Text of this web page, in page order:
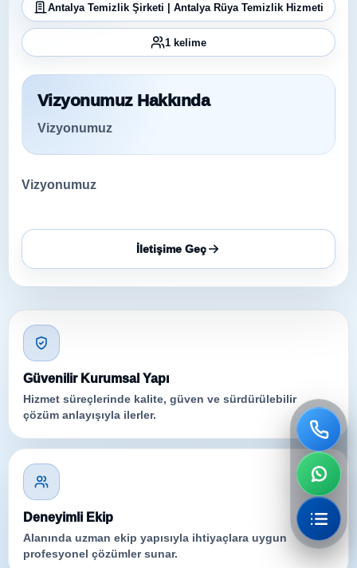
Antalya Temizlik Şirketi | Antalya Rüya Temizlik Hizmeti
1 kelime
Vizyonumuz Hakkında
Vizyonumuz
Vizyonumuz
İletişime Geç
Güvenilir Kurumsal Yapı
Hizmet süreçlerinde kalite, güven ve sürdürülebilir
çözüm anlayışıyla ilerler.
Deneyimli Ekip
Alanında uzman ekip yapısıyla ihtiyaçlara uygun
profesyonel çözümler sunar.